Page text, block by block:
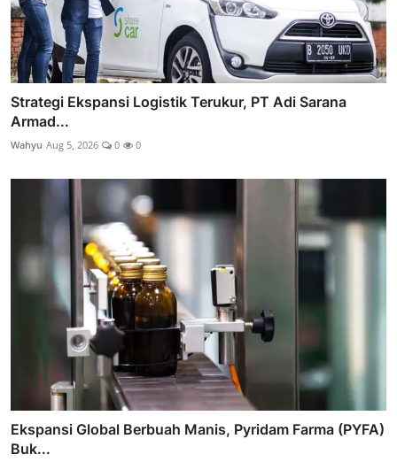
Strategi Ekspansi Logistik Terukur, PT Adi Sarana
Armad...
Wahyu Aug 5, 2026 0 0
Ekspansi Global Berbuah Manis, Pyridam Farma (PYFA)
Buk...